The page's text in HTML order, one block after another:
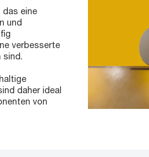
eine
und
verbesserte
sind.
daher ideal
von